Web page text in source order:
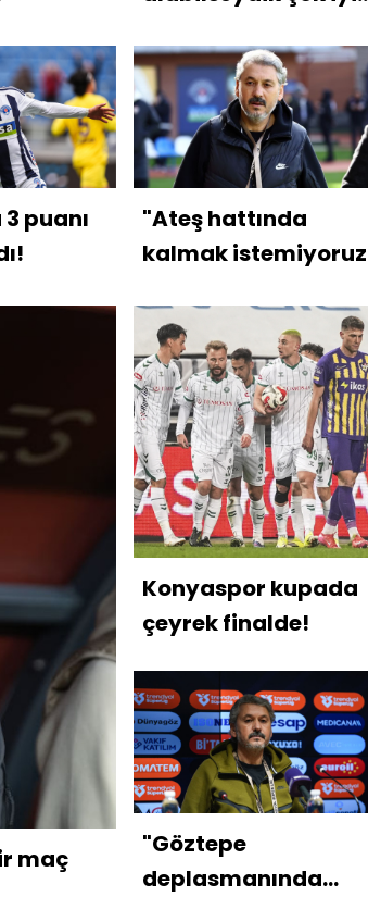
puanı
"Ateş hattında
kalmak
maç
Konyaspor kupada
çeyrek finalde!
"Göztepe
deplasmanında